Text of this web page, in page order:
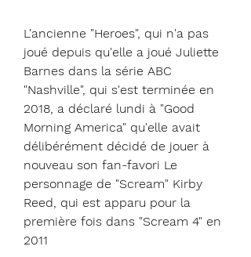
L'ancienne "Heroes", qui n'a pas
joué depuis qu'elle a joué Juliette
Barnes dans la série ABC
"Nashville", qui s'est terminée en
2018, a déclaré lundi à "Good
Morning America" ​​qu'elle avait
délibérément décidé de jouer à
nouveau son fan-favori Le
personnage de "Scream" Kirby
Reed, qui est apparu pour la
première fois dans "Scream 4" en
2011